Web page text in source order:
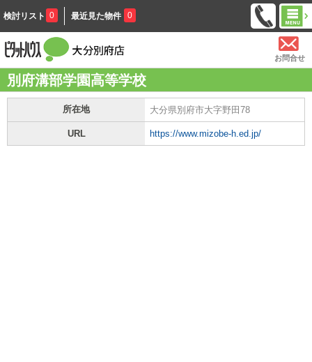
検討リスト 0 最近見た物件 0
お問合せ
別府溝部学園高等学校
所在地 大分県別府市大字野田78
URL https://www.mizobe-h.ed.jp/